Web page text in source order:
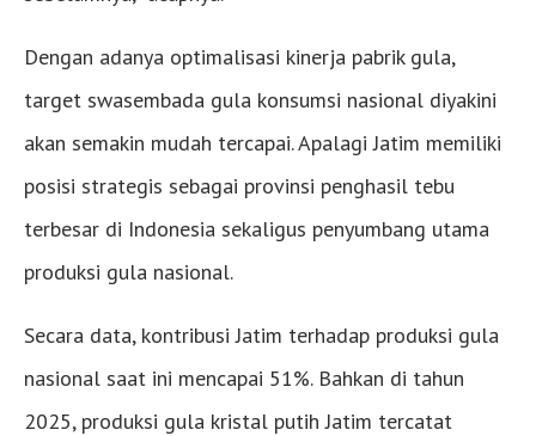
Dengan adanya optimalisasi kinerja pabrik gula,
target swasembada gula konsumsi nasional diyakini
akan semakin mudah tercapai. Apalagi Jatim memiliki
posisi strategis sebagai provinsi penghasil tebu
terbesar di Indonesia sekaligus penyumbang utama
produksi gula nasional.
Secara data, kontribusi Jatim terhadap produksi gula
nasional saat ini mencapai 51%. Bahkan di tahun
2025, produksi gula kristal putih Jatim tercatat